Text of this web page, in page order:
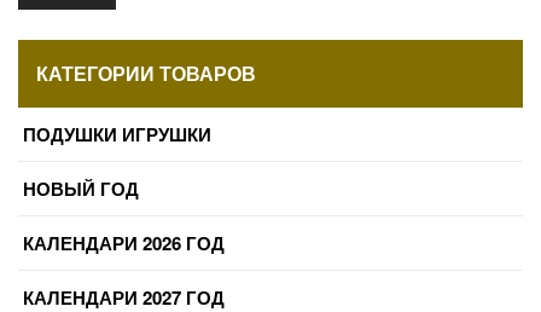
КАТЕГОРИИ ТОВАРОВ
ПОДУШКИ ИГРУШКИ
НОВЫЙ ГОД
КАЛЕНДАРИ 2026 ГОД
КАЛЕНДАРИ 2027 ГОД